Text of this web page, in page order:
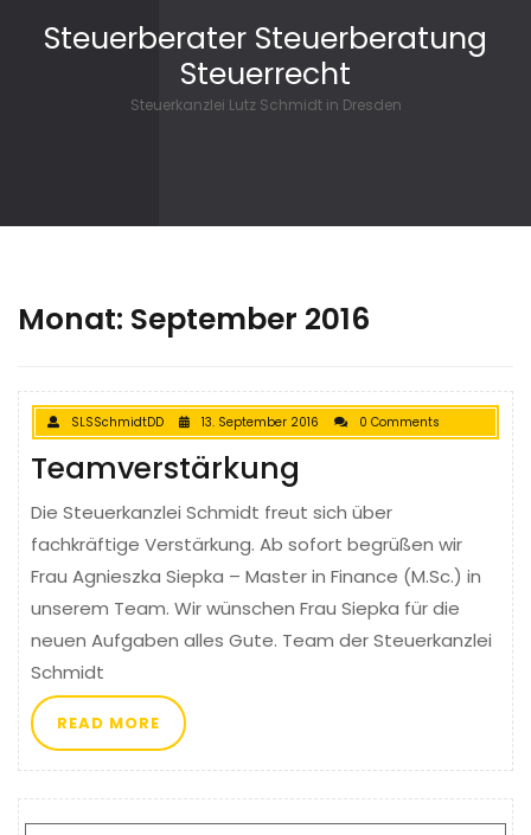
Steuerberater Steuerberatung
Steuerrecht
Steuerkanzlei Lutz Schmidt in Dresden
Monat: September 2016
SLSSchmidtDD 13. September 2016 0 Comments
Teamverstärkung
Die Steuerkanzlei Schmidt freut sich über
fachkräftige Verstärkung. Ab sofort begrüßen wir
Frau Agnieszka Siepka – Master in Finance (M.Sc.) in
unserem Team. Wir wünschen Frau Siepka für die
neuen Aufgaben alles Gute. Team der Steuerkanzlei
Schmidt
READ MORE